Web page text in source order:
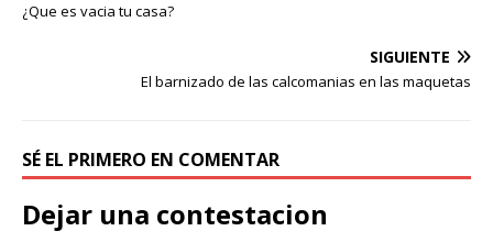
¿Que es vacia tu casa?
SIGUIENTE
El barnizado de las calcomanias en las maquetas
SÉ EL PRIMERO EN COMENTAR
Dejar una contestacion